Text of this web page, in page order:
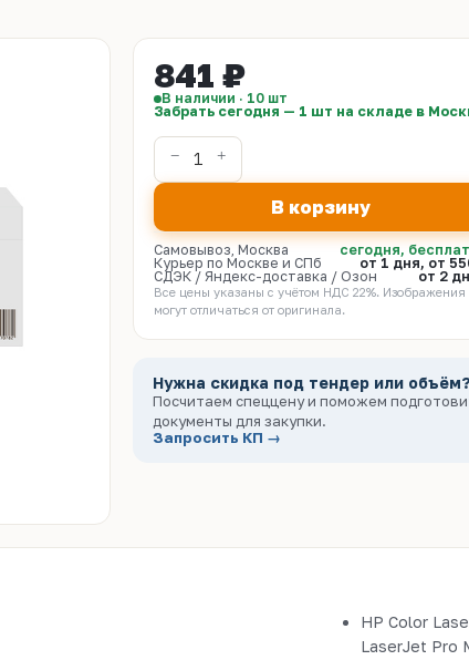
841 ₽
В наличии · 10 шт
Забрать сегодня — 1 шт на складе в
В корзину
Самовывоз, Москва
сегодня,
Курьер по Москве и СПб
от 1 дня, от
СДЭК / Яндекс-доставка / Озон
от 2
Все цены указаны с учётом НДС 22%. Изображения
могут отличаться от оригинала.
Нужна скидка под тендер или объём?
Посчитаем спеццену и поможем
документы для закупки.
Запросить КП →
HP Color
LaserJet Pro